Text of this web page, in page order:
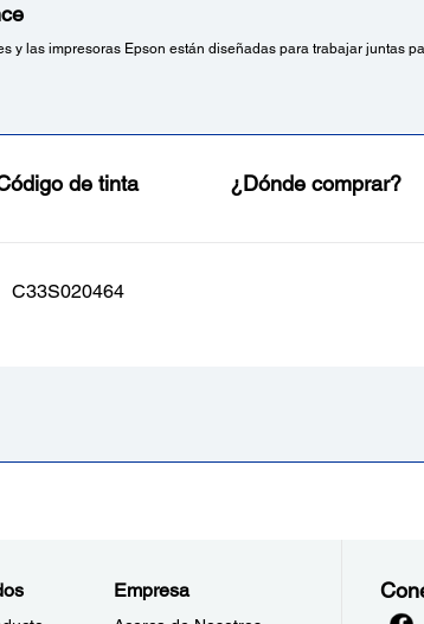
y las impresoras Epson están diseñadas para trabajar juntas
de tinta ¿Dónde comprar?
C33S020464
Empresa